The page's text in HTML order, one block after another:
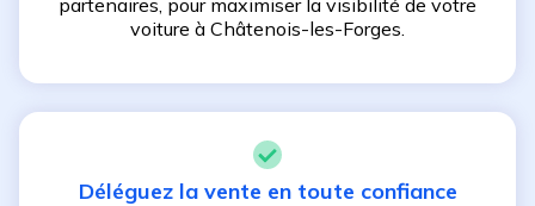
partenaires, pour maximiser la visibilité de votre
voiture à Châtenois-les-Forges.
Déléguez la vente en toute confiance